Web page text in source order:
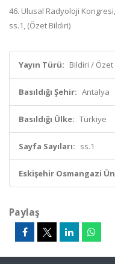
46. Ulusal Radyoloji
ss.1, (Özet Bildiri)
Yayın Türü: Bildiri / Özet
Basıldığı Şehir: Antalya
Basıldığı Ülke: Türkiye
Sayfa Sayıları: ss.1
Eskişehir Osmangazi
Paylaş